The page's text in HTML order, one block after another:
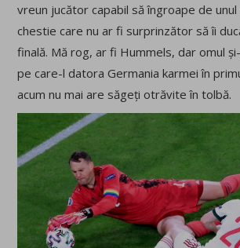
vreun jucător capabil să îngroape de unul
chestie care nu ar fi surprinzător să îi
finală. Mă rog, ar fi Hummels, dar omul
pe care-l datora Germania karmei în
acum nu mai are săgeți otrăvite în tolbă.